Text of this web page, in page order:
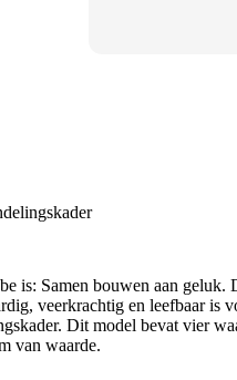
is: Samen bouwen aan
veerkrachtig en leefbaar is
Dit model bevat vier
van waarde.